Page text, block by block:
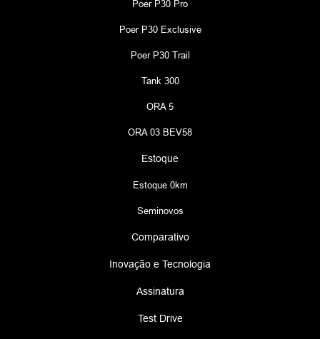
Poer P30 Pro
Poer P30 Exclusive
Poer P30 Trail
Tank 300
ORA 5
ORA 03 BEV58
Estoque
Estoque 0km
Seminovos
Comparativo
Inovação e Tecnologia
Assinatura
Test Drive